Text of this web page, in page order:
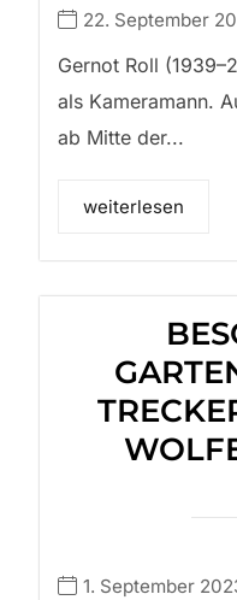
22. September
Gernot Roll
als Kameramann.
ab Mitte der...
weiterlesen
1. September